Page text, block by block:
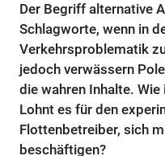
Der Begriff alternative
Schlagworte, wenn in
Verkehrsproblematik
jedoch verwässern
die wahren Inhalte.
Lohnt es für den
Flottenbetreiber, sich
beschäftigen?